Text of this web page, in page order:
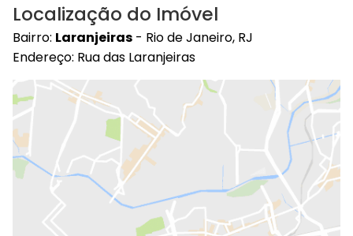
Localização do Imóvel
Bairro: Laranjeiras - Rio de Janeiro, RJ
Endereço: Rua das Laranjeiras